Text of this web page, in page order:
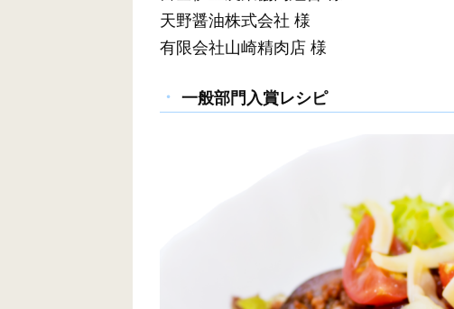
天野醤油株式会社 様
有限会社山崎精肉店 様
一般部門入賞レシピ